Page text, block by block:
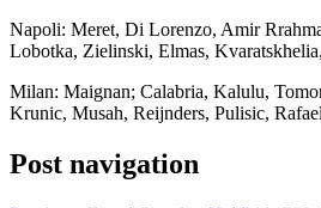
Napoli: Meret, Di Lorenzo, Amir
Lobotka, Zielinski, Elmas,
Milan: Maignan; Calabria, Kalulu,
Krunic, Musah, Reijnders, Pulisic,
Post navigation